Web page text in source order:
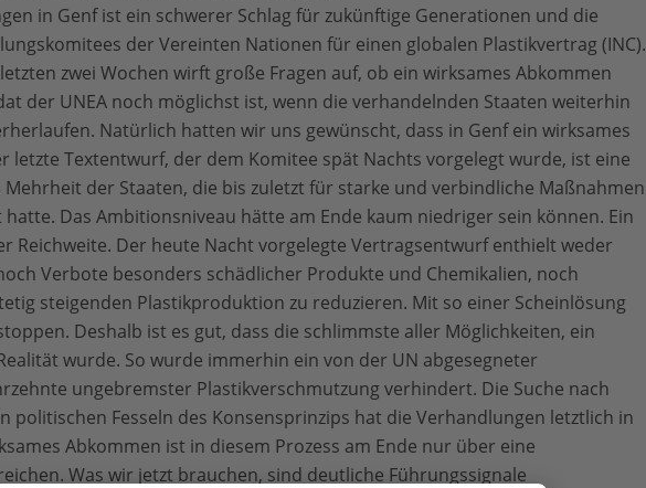
in Genf ist ein schwerer Schlag für zukünftige Generationen und die
der Vereinten Nationen für einen globalen Plastikvertrag (INC).
zwei Wochen wirft große Fragen auf, ob ein wirksames Abkommen
der UNEA noch möglichst ist, wenn die verhandelnden Staaten weiterhin
Natürlich hatten wir uns gewünscht, dass in Genf ein wirksames
letzte Textentwurf, der dem Komitee spät Nachts vorgelegt wurde, ist eine
der Staaten, die bis zuletzt für starke und verbindliche Maßnahmen
Das Ambitionsniveau hätte am Ende kaum niedriger sein können. Ein
Reichweite. Der heute Nacht vorgelegte Vertragsentwurf enthielt weder
Verbote besonders schädlicher Produkte und Chemikalien, noch
steigenden Plastikproduktion zu reduzieren. Mit so einer Scheinlösung
Deshalb ist es gut, dass die schlimmste aller Möglichkeiten, ein
wurde. So wurde immerhin ein von der UN abgesegneter
ungebremster Plastikverschmutzung verhindert. Die Suche nach
politischen Fesseln des Konsensprinzips hat die Verhandlungen letztlich in
Abkommen ist in diesem Prozess am Ende nur über eine
Was wir jetzt brauchen, sind deutliche Führungssignale